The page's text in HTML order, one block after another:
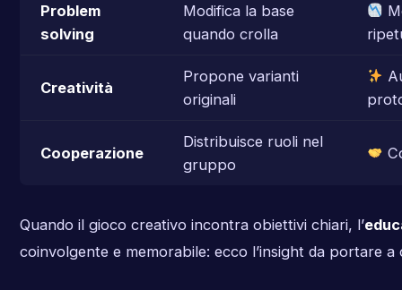
Problem
solving
Modifica la base
quando crolla
Creatività
Propone varianti
originali
Cooperazione
Distribuisce ruoli nel
gruppo
Quando il gioco creativo incontra obiettivi chiari, l’
coinvolgente e memorabile: ecco l’insight da portare a